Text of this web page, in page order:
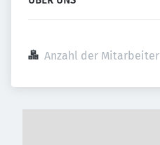
Anzahl der Mitarbeiter